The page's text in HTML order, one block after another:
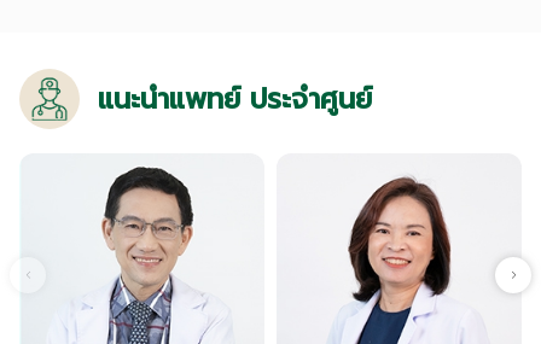
แนะนำแพทย์ ประจำศูนย์